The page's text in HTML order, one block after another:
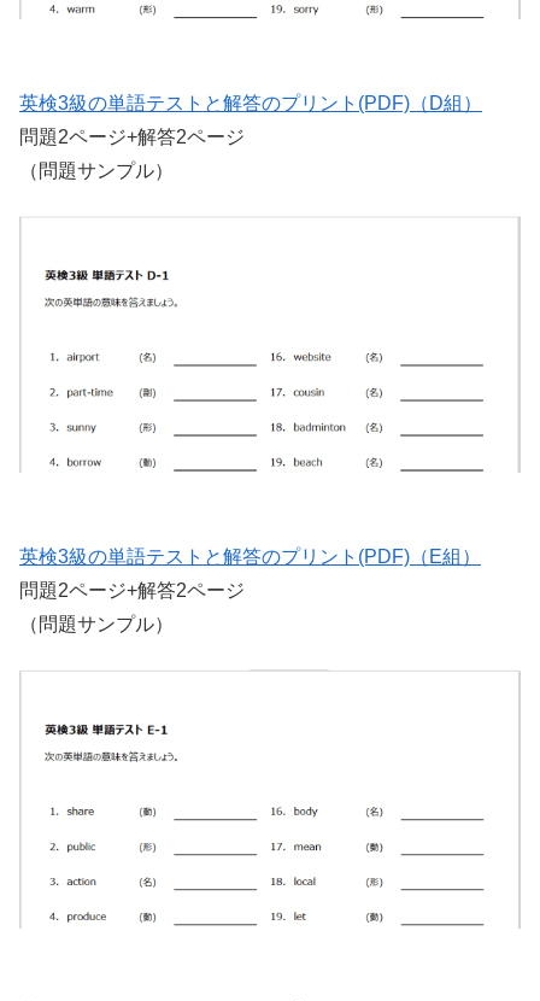
英検3級の単語テストと解答のプリント(PDF)（D組）
問題2ページ+解答2ページ
（問題サンプル）
英検3級の単語テストと解答のプリント(PDF)（E組）
問題2ページ+解答2ページ
（問題サンプル）